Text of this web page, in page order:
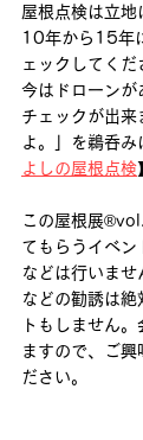
屋根点検は立地
10年から15年
ェックしてくだ
今はドローンが
チェックが出来
よ。」を鵜呑み
よしの屋根点検
この屋根展
てもらうイベン
などは行いませ
などの勧誘は
トもしません
ますので、ご興
ださい。